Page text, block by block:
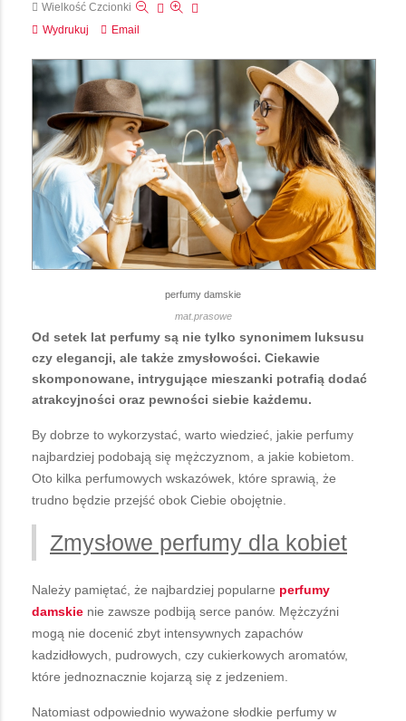
Wielkość Czcionki
Wydrukuj
Email
perfumy damskie
mat.prasowe
Od setek lat perfumy są nie tylko synonimem luksusu
czy elegancji, ale także zmysłowości. Ciekawie
skomponowane, intrygujące mieszanki potrafią dodać
atrakcyjności oraz pewności siebie każdemu.
By dobrze to wykorzystać, warto wiedzieć, jakie perfumy
najbardziej podobają się mężczyznom, a jakie kobietom.
Oto kilka perfumowych wskazówek, które sprawią, że
trudno będzie przejść obok Ciebie obojętnie.
Zmysłowe perfumy dla kobiet
Należy pamiętać, że najbardziej popularne perfumy
damskie nie zawsze podbiją serce panów. Mężczyźni
mogą nie docenić zbyt intensywnych zapachów
kadzidłowych, pudrowych, czy cukierkowych aromatów,
które jednoznacznie kojarzą się z jedzeniem.
Natomiast odpowiednio wyważone słodkie perfumy w